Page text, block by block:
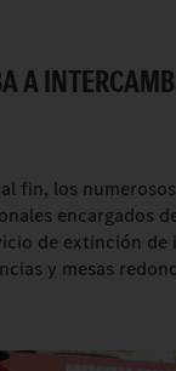
A
fin, los
encargados
de extinción
y mesas